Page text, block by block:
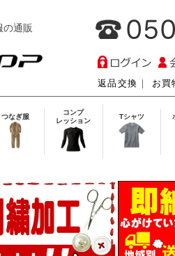
通販
返品交換 ｜ お買
つなぎ服
コンプ
レッション
Tシャツ